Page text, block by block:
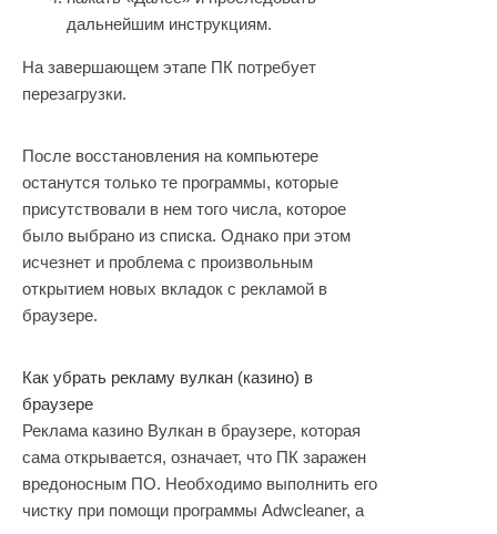
дальнейшим инструкциям.
На завершающем этапе ПК потребует
перезагрузки.
После восстановления на компьютере
останутся только те программы, которые
присутствовали в нем того числа, которое
было выбрано из списка. Однако при этом
исчезнет и проблема с произвольным
открытием новых вкладок с рекламой в
браузере.
Как убрать рекламу вулкан (казино) в
браузере
Реклама казино Вулкан в браузере, которая
сама открывается, означает, что ПК заражен
вредоносным ПО. Необходимо выполнить его
чистку при помощи программы Adwcleaner, а